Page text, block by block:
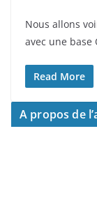
Nous allons
avec une base
Read More
A propos de